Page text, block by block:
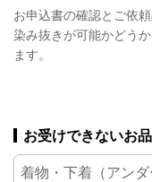
お申込書の確認とご依頼
染み抜きが可能かどう
ます。
お受けできないお
着物・下着（アン